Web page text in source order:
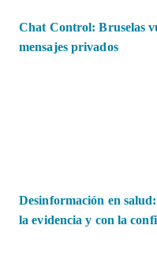
Chat Control: Bruselas
mensajes privados
Desinformación en
la evidencia y con la